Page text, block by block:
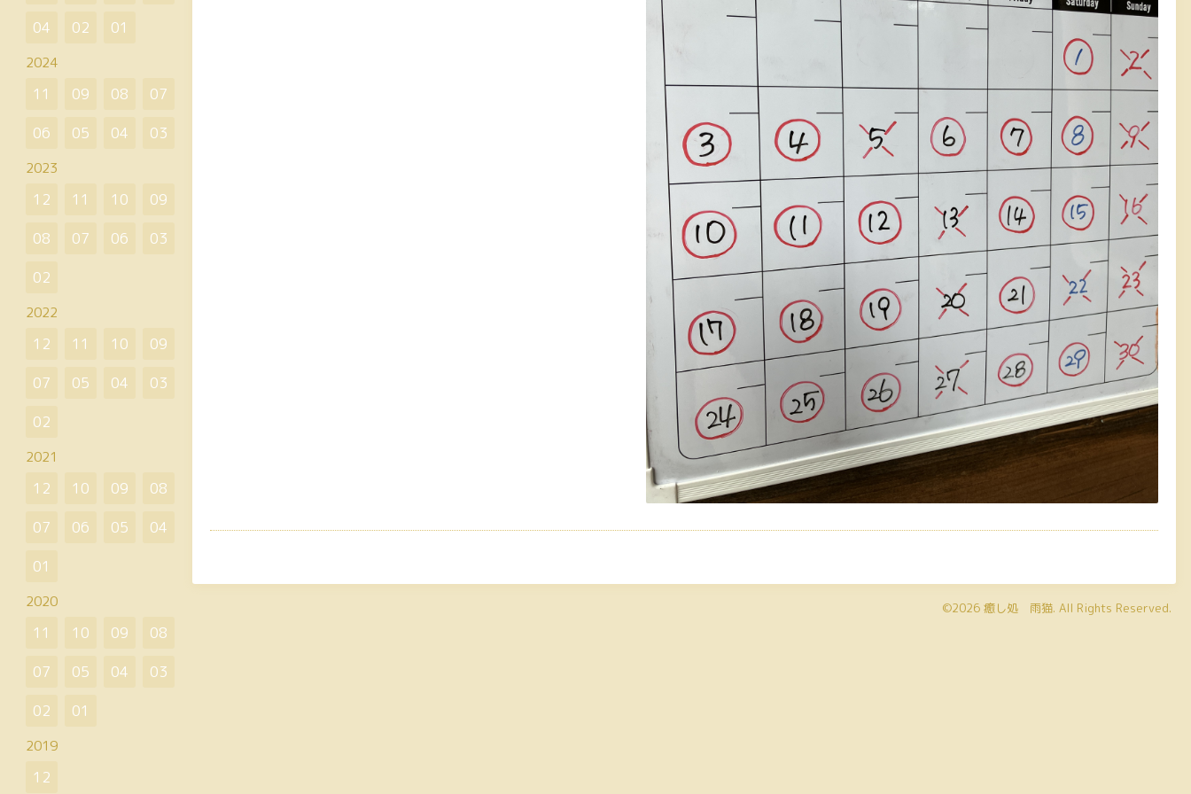
©2026 癒し処 雨猫. All Rights Reserved.
04 02 01
2024
11 09 08
07
06
05 04 03
2023
12 11 10
09
08
07 06
03
02
2022
12 11 10
09
07
05 04
03
02
2021
12 10 09
08
07
06 05
04
01
2020
11 10 09
08
07
05 04
03
02
01
2019
12